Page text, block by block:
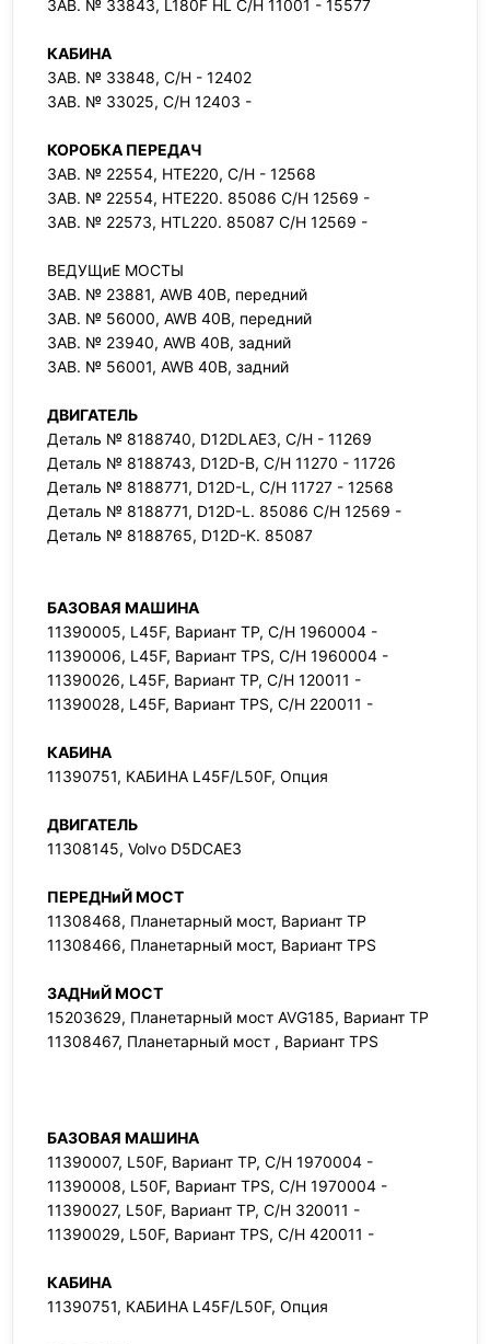
ЗАВ. № 33843, L180F HL C/H 11001 - 15577
КАБИНА
ЗАВ. № 33848, С/Н - 12402
ЗАВ. № 33025, С/Н 12403 -
КОРОБКА ПЕРЕДАЧ
ЗАВ. № 22554, HTE220, С/Н - 12568
ЗАВ. № 22554, HTE220. 85086 С/Н 12569 -
ЗАВ. № 22573, HTL220. 85087 С/Н 12569 -
ВЕДУЩиЕ МОСТЫ
ЗАВ. № 23881, AWB 40B, передний
ЗАВ. № 56000, AWB 40B, передний
ЗАВ. № 23940, AWB 40B, задний
ЗАВ. № 56001, AWB 40B, задний
ДВИГАТЕЛЬ
Деталь № 8188740, D12DLAE3, С/Н - 11269
Деталь № 8188743, D12D-B, С/Н 11270 - 11726
Деталь № 8188771, D12D-L, С/Н 11727 - 12568
Деталь № 8188771, D12D-L. 85086 С/Н 12569 -
Деталь № 8188765, D12D-K. 85087
БАЗОВАЯ МАШИНА
11390005, L45F, Вариант TP, С/Н 1960004 -
11390006, L45F, Вариант TPS, С/Н 1960004 -
11390026, L45F, Вариант TP, С/Н 120011 -
11390028, L45F, Вариант TPS, С/Н 220011 -
КАБИНА
11390751, КАБИНА L45F/L50F, Опция
ДВИГАТЕЛЬ
11308145, Volvo D5DCAE3
ПЕРЕДНиЙ МОСТ
11308468, Планетарный мост, Вариант TP
11308466, Планетарный мост, Вариант TPS
ЗАДНиЙ МОСТ
15203629, Планетарный мост AVG185, Вариант TP
11308467, Планетарный мост , Вариант TPS
БАЗОВАЯ МАШИНА
11390007, L50F, Вариант TP, С/Н 1970004 -
11390008, L50F, Вариант TPS, С/Н 1970004 -
11390027, L50F, Вариант TP, С/Н 320011 -
11390029, L50F, Вариант TPS, С/Н 420011 -
КАБИНА
11390751, КАБИНА L45F/L50F, Опция